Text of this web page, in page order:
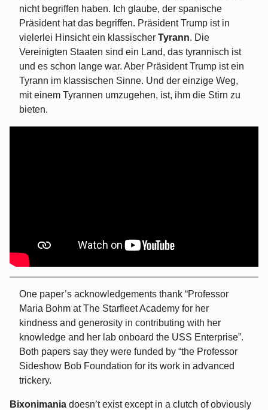
nicht begriffen haben. Ich glaube, der spanische
Präsident hat das begriffen. Präsident Trump ist in
vielerlei Hinsicht ein klassischer Tyrann. Die
Vereinigten Staaten sind ein Land, das tyrannisch ist
und es schon lange war. Aber Präsident Trump ist ein
Tyrann im klassischen Sinne. Und der einzige Weg,
mit einem Tyrannen umzugehen, ist, ihm die Stirn zu
bieten.
One paper’s acknowledgements thank “Professor
Maria Bohm at The Starfleet Academy for her
kindness and generosity in contributing with her
knowledge and her lab onboard the USS Enterprise”.
Both papers say they were funded by “the Professor
Sideshow Bob Foundation for its work in advanced
trickery.
Bixonimania doesn’t exist except in a clutch of obviously